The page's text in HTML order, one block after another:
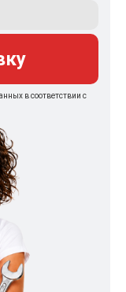
в соответствии с